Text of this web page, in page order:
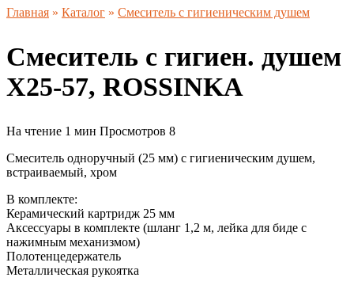
Главная » Каталог » Смеситель с гигиеническим душем
Смеситель с гигиен. душем
X25-57, ROSSINKA
На чтение 1 мин Просмотров 8
Смеситель одноручный (25 мм) с гигиеническим душем,
встраиваемый, хром
В комплекте:
Керамический картридж 25 мм
Аксессуары в комплекте (шланг 1,2 м, лейка для биде с
нажимным механизмом)
Полотенцедержатель
Металлическая рукоятка